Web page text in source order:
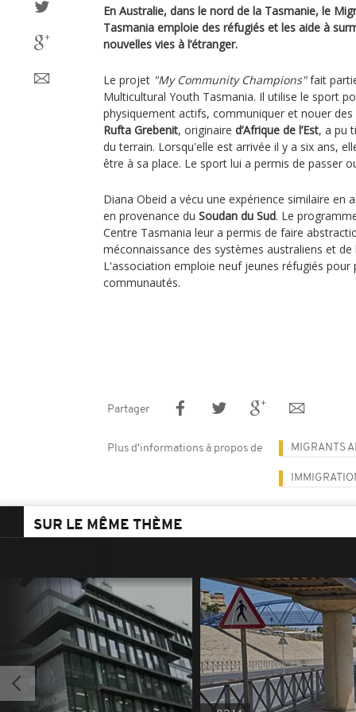
En Australie, dans le nord de la Tasmanie, le
Tasmania emploie des réfugiés et les aide à
nouvelles vies à l’étranger.
Le projet "My Community Champions"fait
Multicultural Youth Tasmania. Il utilise le sport
physiquement actifs, communiquer et nouer
Rufta Grebenit, originaire d’Afrique de l’Est, a pu
du terrain. Lorsqu'elle est arrivée il y a six ans,
être à sa place. Le sport lui a permis de passer
Diana Obeid a vécu une expérience similaire en
en provenance du Soudan du Sud. Le
Centre Tasmania leur a permis de faire
méconnaissance des systèmes australiens et de
L'association emploie neuf jeunes réfugiés
communautés.
Partager
Plus d'informations à propos de MIGRANTS
SUR LE MÊME THÈME